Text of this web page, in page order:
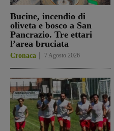
Bucine, incendio di
oliveta e bosco a San
Pancrazio. Tre ettari
l’area bruciata
Cronaca 7 Agosto 2026